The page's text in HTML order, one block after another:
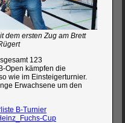
dem ersten Zug am Brett
123
Open kämpfen die
wie im Einsteigerturnier.
Erwachsene um den
B-Turnier
Cup